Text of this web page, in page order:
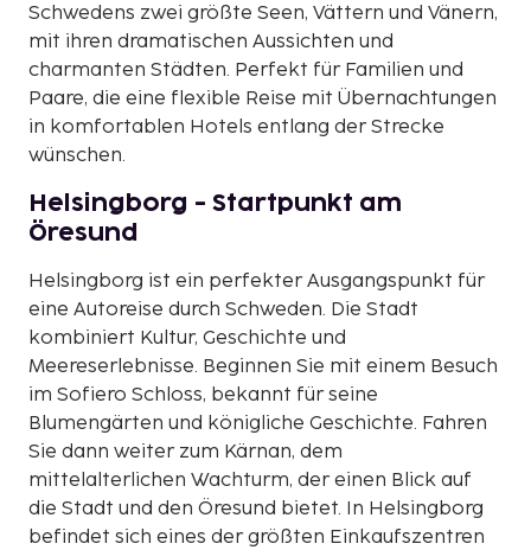
Schwedens zwei größte Seen, Vättern und Vänern,
mit ihren dramatischen Aussichten und
charmanten Städten. Perfekt für Familien und
Paare, die eine flexible Reise mit Übernachtungen
in komfortablen Hotels entlang der Strecke
wünschen.
Helsingborg - Startpunkt am
Öresund
Helsingborg ist ein perfekter Ausgangspunkt für
eine Autoreise durch Schweden. Die Stadt
kombiniert Kultur, Geschichte und
Meereserlebnisse. Beginnen Sie mit einem Besuch
im Sofiero Schloss, bekannt für seine
Blumengärten und königliche Geschichte. Fahren
Sie dann weiter zum Kärnan, dem
mittelalterlichen Wachturm, der einen Blick auf
die Stadt und den Öresund bietet. In Helsingborg
befindet sich eines der größten Einkaufszentren